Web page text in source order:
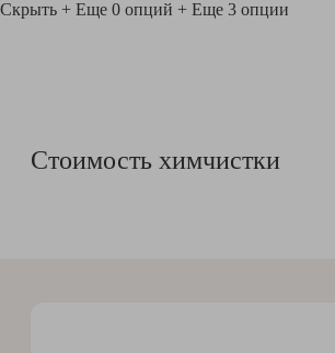
Скрыть + Еще 0 опций + Еще 3 опции
Стоимость химчистки